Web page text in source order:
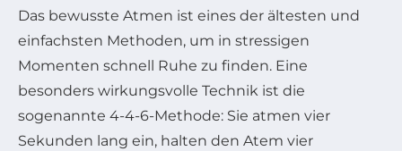
Das bewusste Atmen ist eines der ältesten und
einfachsten Methoden, um in stressigen
Momenten schnell Ruhe zu finden. Eine
besonders wirkungsvolle Technik ist die
sogenannte 4-4-6-Methode: Sie atmen vier
Sekunden lang ein, halten den Atem vier